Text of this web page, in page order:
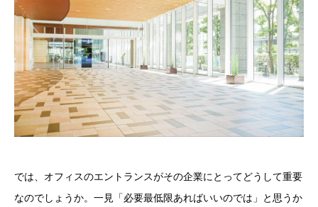
では、オフィスのエントランスがその企業にとってどうして重要
なのでしょうか。一見「必要最低限あればいいのでは」と思うか